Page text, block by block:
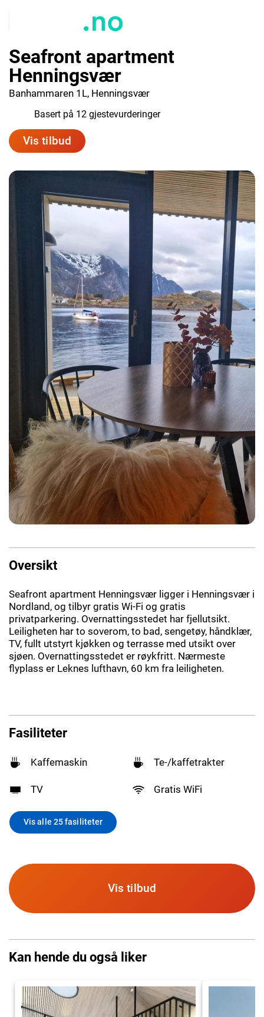
Seafront apartment
Henningsvær
Banhammaren 1L, Henningsvær
Basert på 12 gjestevurderinger
Vis tilbud
Oversikt
Seafront apartment Henningsvær ligger i Henningsvær i
Nordland, og tilbyr gratis Wi-Fi og gratis
privatparkering. Overnattingsstedet har fjellutsikt.
Leiligheten har to soverom, to bad, sengetøy, håndklær,
TV, fullt utstyrt kjøkken og terrasse med utsikt over
sjøen. Overnattingsstedet er røykfritt. Nærmeste
flyplass er Leknes lufthavn, 60 km fra leiligheten.
Fasiliteter
Kaffemaskin Te-/kaffetrakter
TV Gratis WiFi
Vis alle 25 fasiliteter
Vis tilbud
Kan hende du også liker